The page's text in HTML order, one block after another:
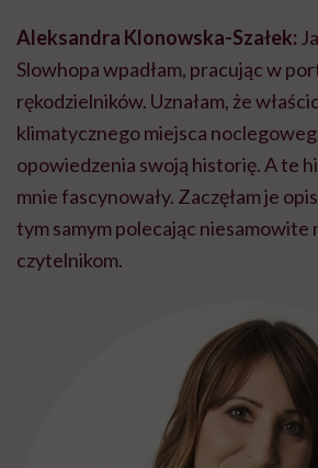
Aleksandra Klonowska-Szałek:
Slowhopa wpadłam, pracując w
rękodzielników. Uznałam, że
klimatycznego miejsca
opowiedzenia swoją historię. A te
mnie fascynowały. Zaczęłam je
tym samym polecając niesamowite
czytelnikom.